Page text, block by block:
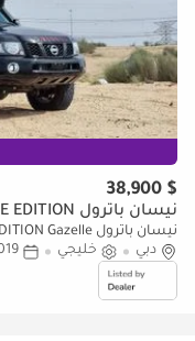
$ 38,900
نيسان باترول SAFARI SW + GAZELLE EDITION
نيسان باترول SAFARI SW + GAZELLE EDITION Gazelle
دبي
خليجي